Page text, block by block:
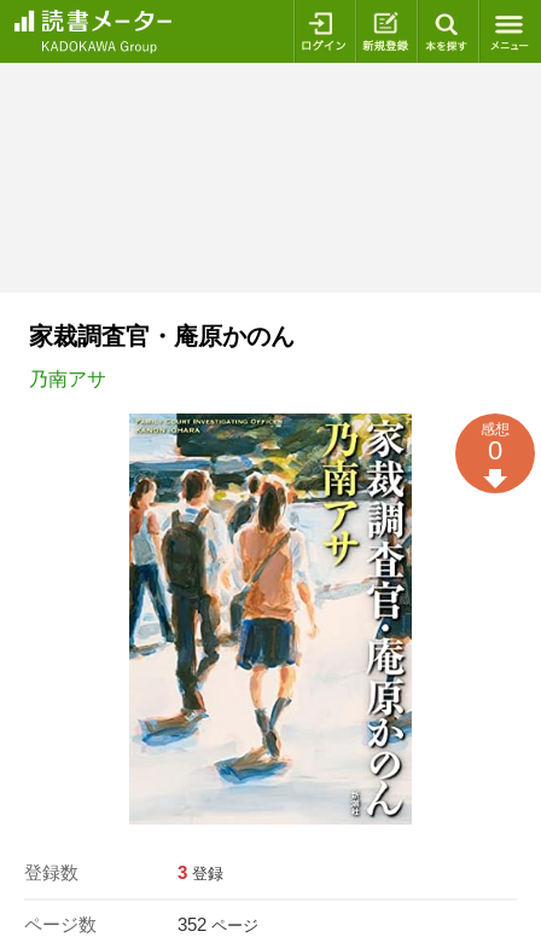
ログイン 新規登録
家裁調査官・庵原かのん
乃南アサ
登録数 3 登録
ページ数 352 ページ
感想
0